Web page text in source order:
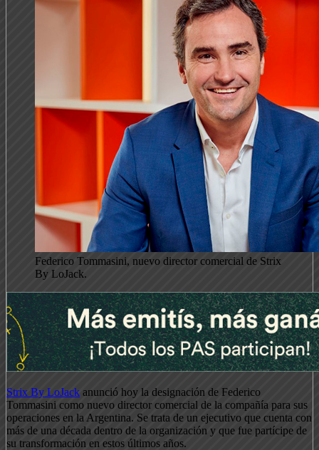
Federico Tommasini, nuevo director comercial de Strix
By LoJack.
Strix By LoJack anunció hoy la designación de Federico
Tommasini como nuevo director comercial de la compañía para sus
operaciones en la Argentina. Se trata de un ejecutivo que cuenta con
más de una década dentro de la organización y que fue partícipe de
su transformación en estos últimos años.